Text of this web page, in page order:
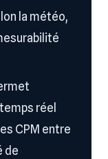
la météo,
réel
CPM entre
de